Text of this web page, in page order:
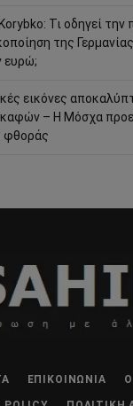
Τι οδηγεί την
της
ευρώ;
εικόνες
– Η Μόσχα
φθοράς
ΕΠΙΚΟΙΝΩΝΊΑ